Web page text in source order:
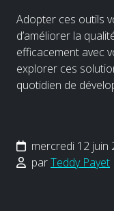
Adopter ces outils
d’améliorer la
efficacement avec
explorer ces
quotidien de
mercredi 12 juin
parTeddy Payet